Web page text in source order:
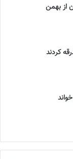
از بهمن
کردند